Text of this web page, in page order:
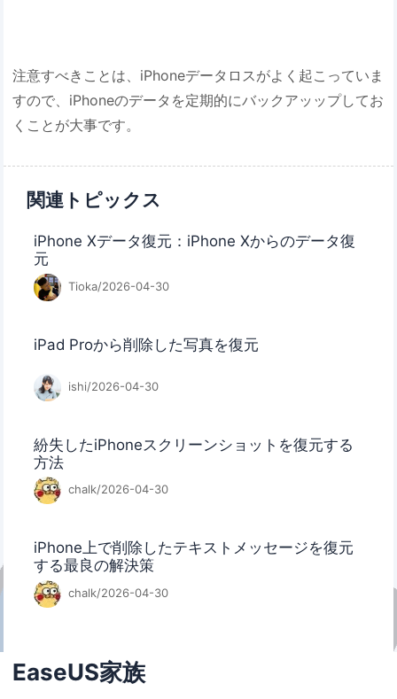
注意すべきことは、iPhoneデータロスがよく起こっていま
すので、iPhoneのデータを定期的にバックアッップしてお
くことが大事です。
関連トピックス
iPhone Xデータ復元：iPhone Xからのデータ復
元
Tioka/2026-04-30
iPad Proから削除した写真を復元
ishi/2026-04-30
紛失したiPhoneスクリーンショットを復元する
方法
chalk/2026-04-30
iPhone上で削除したテキストメッセージを復元
する最良の解決策
chalk/2026-04-30
EaseUS家族